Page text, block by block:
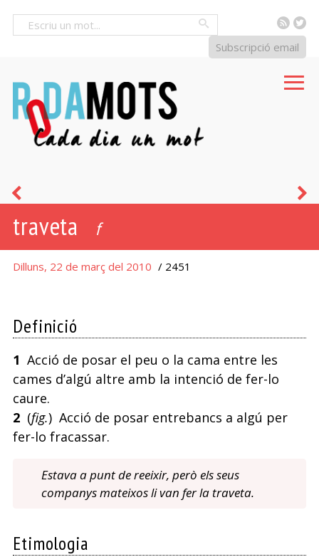
RSS
Subscripció email
traveta f
Dilluns, 22 de març del 2010 / 2451
Definició
1 Acció de posar el peu o la cama entre les
cames d’algú altre amb la intenció de fer-lo
caure.
2(fig.) Acció de posar entrebancs a algú per
fer-lo fracassar.
Estava a punt de reeixir, però els seus
companys mateixos li van fer la traveta.
Etimologia
guillotina